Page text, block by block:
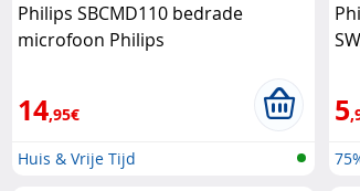
Philips SBCMD110 bedrade
microfoon Philips
14,95€
Huis & Vrije Tijd
5